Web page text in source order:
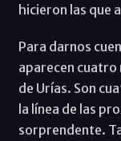
hicieron las que
Para darnos
aparecen cuatro
de Urías. Son
la línea de las
sorprendente.